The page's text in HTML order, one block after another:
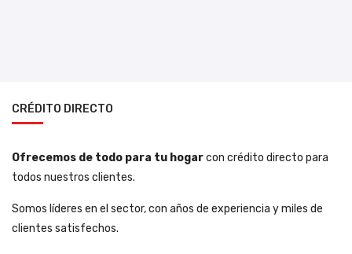
CRÉDITO DIRECTO
Ofrecemos de todo para tu hogarcon crédito directo para
todos nuestros clientes.
Somos líderes en el sector, con años de experiencia y miles de
clientes satisfechos.